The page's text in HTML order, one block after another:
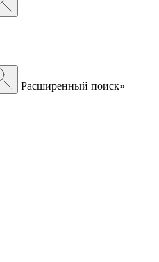
Расширенный поиск»